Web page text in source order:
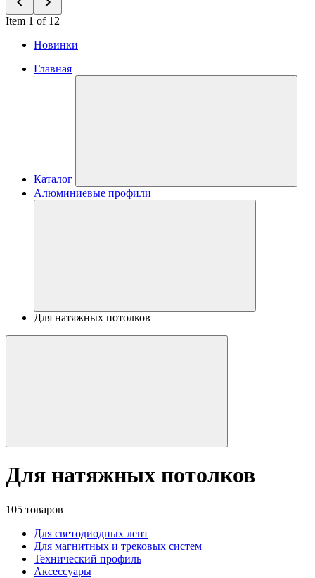
Item 1 of 12
Новинки
Главная
Каталог
Алюминиевые профили
Для натяжных потолков
Для натяжных потолков
105 товаров
Для светодиодных лент
Для магнитных и трековых систем
Технический профиль
Аксессуары